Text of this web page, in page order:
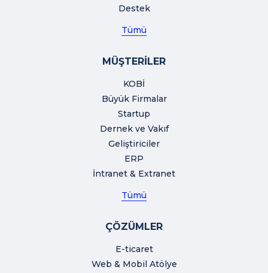
Destek
Tümü
MÜŞTERİLER
KOBİ
Büyük Firmalar
Startup
Dernek ve Vakıf
Geliştiriciler
ERP
İntranet & Extranet
Tümü
ÇÖZÜMLER
E-ticaret
Web & Mobil Atölye